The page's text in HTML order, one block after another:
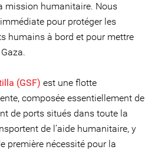
mission humanitaire. Nous
pour protéger les
humains à bord et pour mettre
(GSF) est une flotte
composée essentiellement de
de ports situés dans toute la
de l’aide humanitaire, y
première nécessité pour la